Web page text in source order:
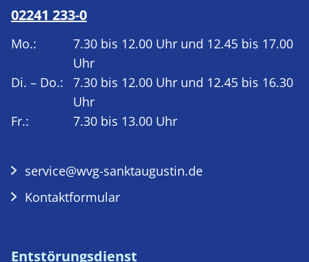
02241 233-0
Mo.:
7.30 bis 12.00 Uhr und 12.45 bis 17.00
Uhr
Di. – Do.:
7.30 bis 12.00 Uhr und 12.45 bis 16.30
Uhr
Fr.:
7.30 bis 13.00 Uhr
service@wvg-sanktaugustin.de
Kontaktformular
Entstörungsdienst